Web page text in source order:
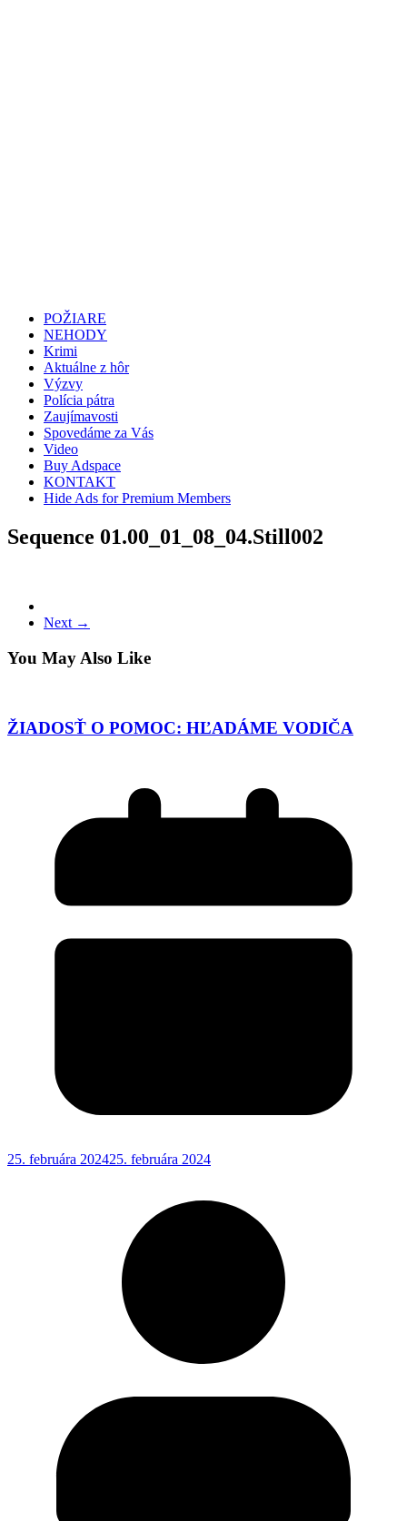
POŽIARE
NEHODY
Krimi
Aktuálne z hôr
Výzvy
Polícia pátra
Zaujímavosti
Spovedáme za Vás
Video
Buy Adspace
KONTAKT
Hide Ads for Premium Members
Sequence 01.00_01_08_04.Still002
Next →
You May Also Like
ŽIADOSŤ O POMOC: HĽADÁME VODIČA
25. februára 202425. februára 2024